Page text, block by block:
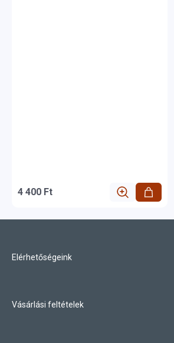
4 400 Ft
Elérhetőségeink
Vásárlási feltételek